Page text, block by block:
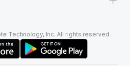
Technology, Inc. All rights reserved.